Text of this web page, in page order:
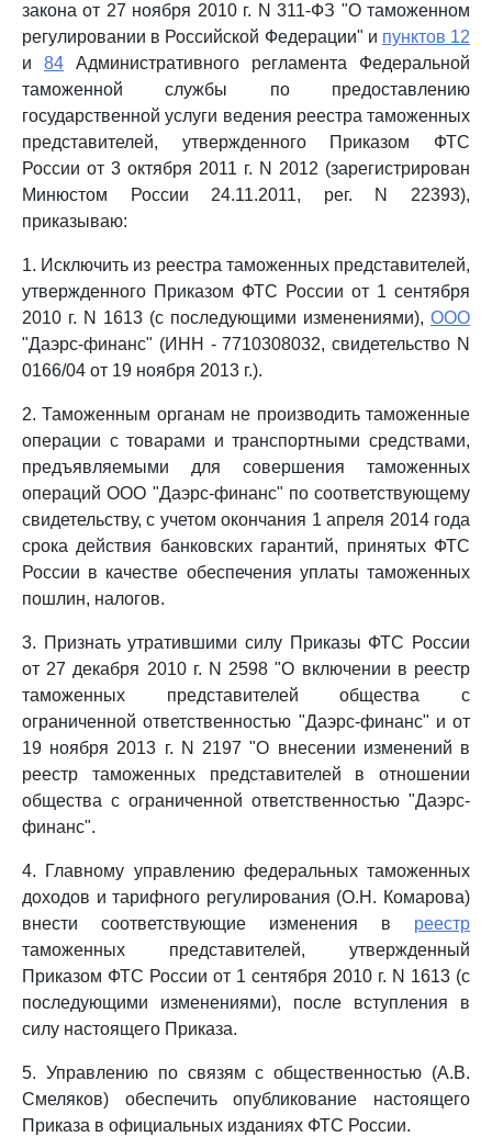
закона от 27 ноября 2010 г. N 311-ФЗ "О таможенном
регулировании в Российской Федерации" и пунктов 12
и 84 Административного регламента Федеральной
таможенной службы по предоставлению
государственной услуги ведения реестра таможенных
представителей, утвержденного Приказом ФТС
России от 3 октября 2011 г. N 2012 (зарегистрирован
Минюстом России 24.11.2011, рег. N 22393),
приказываю:
1. Исключить из реестра таможенных представителей,
утвержденного Приказом ФТС России от 1 сентября
2010 г. N 1613 (с последующими изменениями), ООО
"Даэрс-финанс" (ИНН - 7710308032, свидетельство N
0166/04 от 19 ноября 2013 г.).
2. Таможенным органам не производить таможенные
операции с товарами и транспортными средствами,
предъявляемыми для совершения таможенных
операций ООО "Даэрс-финанс" по соответствующему
свидетельству, с учетом окончания 1 апреля 2014 года
срока действия банковских гарантий, принятых ФТС
России в качестве обеспечения уплаты таможенных
пошлин, налогов.
3. Признать утратившими силу Приказы ФТС России
от 27 декабря 2010 г. N 2598 "О включении в реестр
таможенных представителей общества с
ограниченной ответственностью "Даэрс-финанс" и от
19 ноября 2013 г. N 2197 "О внесении изменений в
реестр таможенных представителей в отношении
общества с ограниченной ответственностью "Даэрс-
финанс".
4. Главному управлению федеральных таможенных
доходов и тарифного регулирования (О.Н. Комарова)
внести соответствующие изменения в реестр
таможенных представителей, утвержденный
Приказом ФТС России от 1 сентября 2010 г. N 1613 (с
последующими изменениями), после вступления в
силу настоящего Приказа.
5. Управлению по связям с общественностью (А.В.
Смеляков) обеспечить опубликование настоящего
Приказа в официальных изданиях ФТС России.